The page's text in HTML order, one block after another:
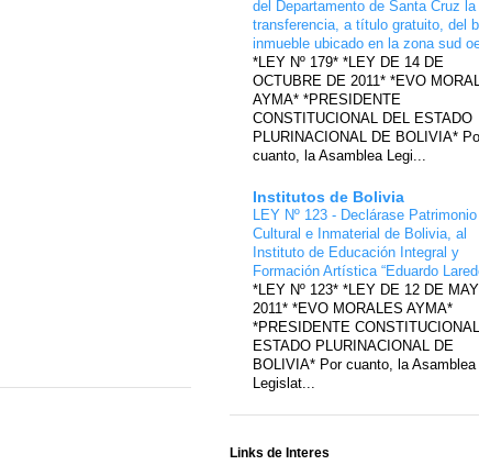
del Departamento de Santa Cruz la
transferencia, a título gratuito, del
inmueble ubicado en la zona sud
*LEY Nº 179* *LEY DE 14 DE
OCTUBRE DE 2011* *EVO
AYMA* *PRESIDENTE
CONSTITUCIONAL DEL ESTADO
PLURINACIONAL DE BOLIVIA*
cuanto, la Asamblea Legi...
Institutos de Bolivia
LEY Nº 123 - Declárase Patrimonio
Cultural e Inmaterial de Bolivia, al
Instituto de Educación Integral y
Formación Artística “Eduardo
*LEY Nº 123* *LEY DE 12 DE
2011* *EVO MORALES AYMA*
*PRESIDENTE
ESTADO PLURINACIONAL DE
BOLIVIA* Por cuanto, la Asamblea
Legislat...
Links de Interes